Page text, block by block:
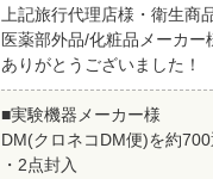
上記旅行代理店様・衛生商
医薬部外品/化粧品メーカー
ありがとうございました！
■実験機器メーカー様
DM(クロネコDM便)を約700
・2点封入